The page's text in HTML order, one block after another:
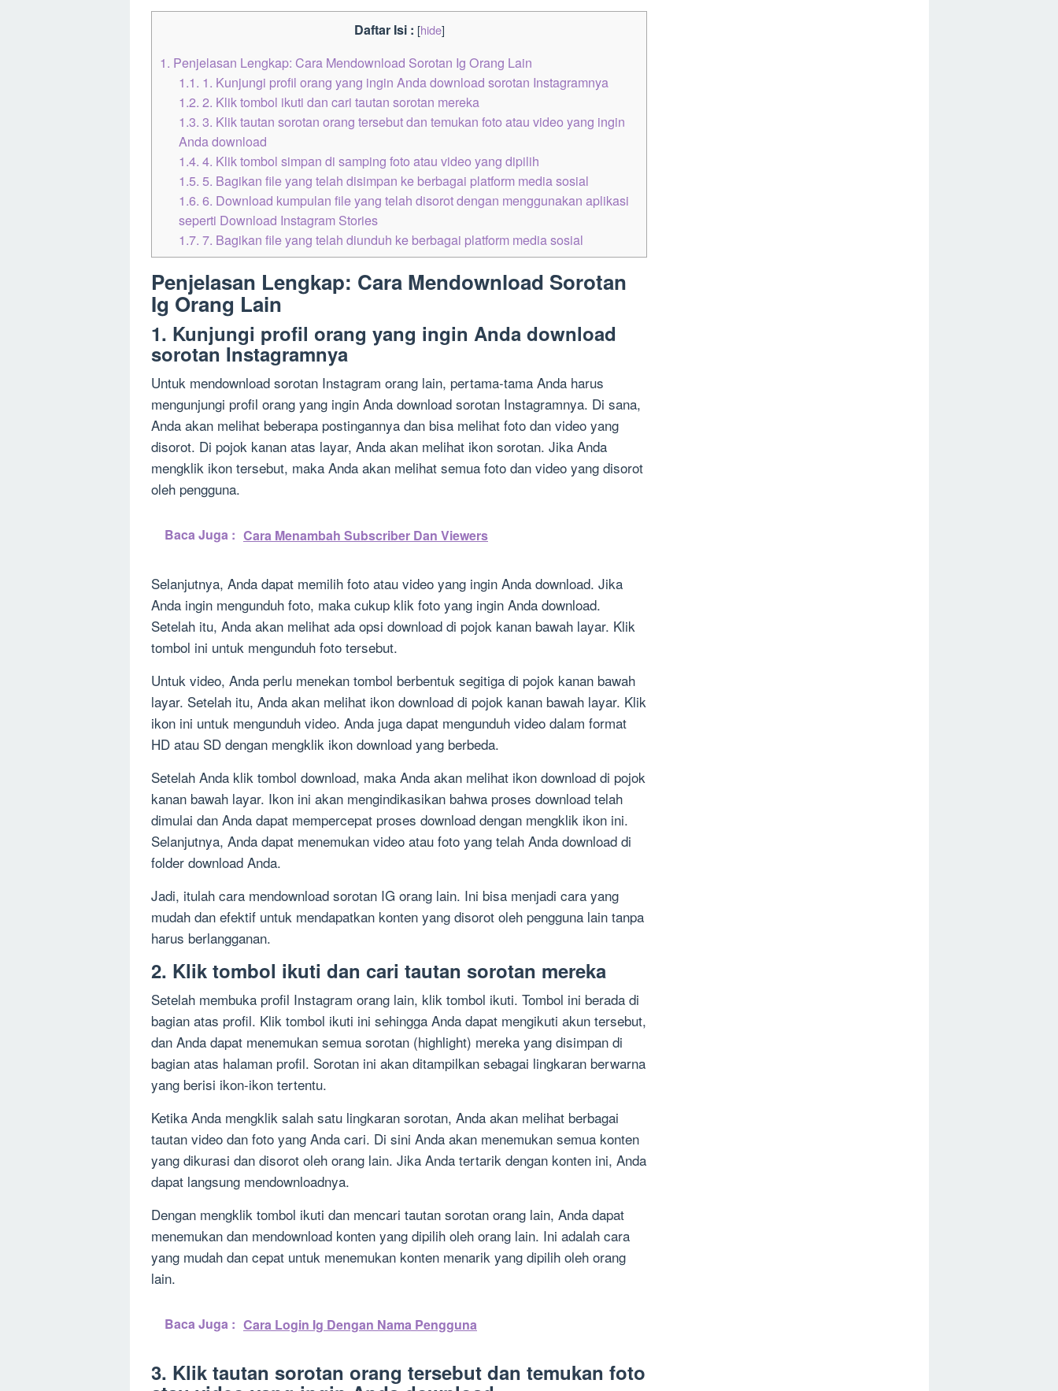
Daftar Isi : [hide]
1. Penjelasan Lengkap: Cara Mendownload Sorotan Ig Orang Lain
1.1. 1. Kunjungi profil orang yang ingin Anda download sorotan Instagramnya
1.2. 2. Klik tombol ikuti dan cari tautan sorotan mereka
1.3. 3. Klik tautan sorotan orang tersebut dan temukan foto atau video yang ingin
Anda download
1.4. 4. Klik tombol simpan di samping foto atau video yang dipilih
1.5. 5. Bagikan file yang telah disimpan ke berbagai platform media sosial
1.6. 6. Download kumpulan file yang telah disorot dengan menggunakan aplikasi
seperti Download Instagram Stories
1.7. 7. Bagikan file yang telah diunduh ke berbagai platform media sosial
Penjelasan Lengkap: Cara Mendownload Sorotan
Ig Orang Lain
1. Kunjungi profil orang yang ingin Anda download
sorotan Instagramnya
Untuk mendownload sorotan Instagram orang lain, pertama-tama Anda harus
mengunjungi profil orang yang ingin Anda download sorotan Instagramnya. Di sana,
Anda akan melihat beberapa postingannya dan bisa melihat foto dan video yang
disorot. Di pojok kanan atas layar, Anda akan melihat ikon sorotan. Jika Anda
mengklik ikon tersebut, maka Anda akan melihat semua foto dan video yang disorot
oleh pengguna.
Baca Juga : Cara Menambah Subscriber Dan Viewers
Selanjutnya, Anda dapat memilih foto atau video yang ingin Anda download. Jika
Anda ingin mengunduh foto, maka cukup klik foto yang ingin Anda download.
Setelah itu, Anda akan melihat ada opsi download di pojok kanan bawah layar. Klik
tombol ini untuk mengunduh foto tersebut.
Untuk video, Anda perlu menekan tombol berbentuk segitiga di pojok kanan bawah
layar. Setelah itu, Anda akan melihat ikon download di pojok kanan bawah layar. Klik
ikon ini untuk mengunduh video. Anda juga dapat mengunduh video dalam format
HD atau SD dengan mengklik ikon download yang berbeda.
Setelah Anda klik tombol download, maka Anda akan melihat ikon download di pojok
kanan bawah layar. Ikon ini akan mengindikasikan bahwa proses download telah
dimulai dan Anda dapat mempercepat proses download dengan mengklik ikon ini.
Selanjutnya, Anda dapat menemukan video atau foto yang telah Anda download di
folder download Anda.
Jadi, itulah cara mendownload sorotan IG orang lain. Ini bisa menjadi cara yang
mudah dan efektif untuk mendapatkan konten yang disorot oleh pengguna lain tanpa
harus berlangganan.
2. Klik tombol ikuti dan cari tautan sorotan mereka
Setelah membuka profil Instagram orang lain, klik tombol ikuti. Tombol ini berada di
bagian atas profil. Klik tombol ikuti ini sehingga Anda dapat mengikuti akun tersebut,
dan Anda dapat menemukan semua sorotan (highlight) mereka yang disimpan di
bagian atas halaman profil. Sorotan ini akan ditampilkan sebagai lingkaran berwarna
yang berisi ikon-ikon tertentu.
Ketika Anda mengklik salah satu lingkaran sorotan, Anda akan melihat berbagai
tautan video dan foto yang Anda cari. Di sini Anda akan menemukan semua konten
yang dikurasi dan disorot oleh orang lain. Jika Anda tertarik dengan konten ini, Anda
dapat langsung mendownloadnya.
Dengan mengklik tombol ikuti dan mencari tautan sorotan orang lain, Anda dapat
menemukan dan mendownload konten yang dipilih oleh orang lain. Ini adalah cara
yang mudah dan cepat untuk menemukan konten menarik yang dipilih oleh orang
lain.
Baca Juga : Cara Login Ig Dengan Nama Pengguna
3. Klik tautan sorotan orang tersebut dan temukan foto